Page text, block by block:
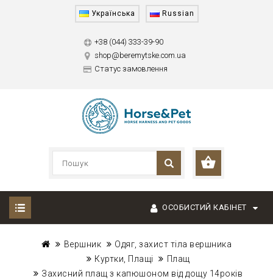
Українська Russian
+38 (044) 333-39-90
shop@beremytske.com.ua
Статус замовлення
ОСОБИСТИЙ КАБІНЕТ
Вершник
Одяг, захист тіла вершника
Куртки, Плащі
Плащ
Захисний плащ з капюшоном від дощу 14років